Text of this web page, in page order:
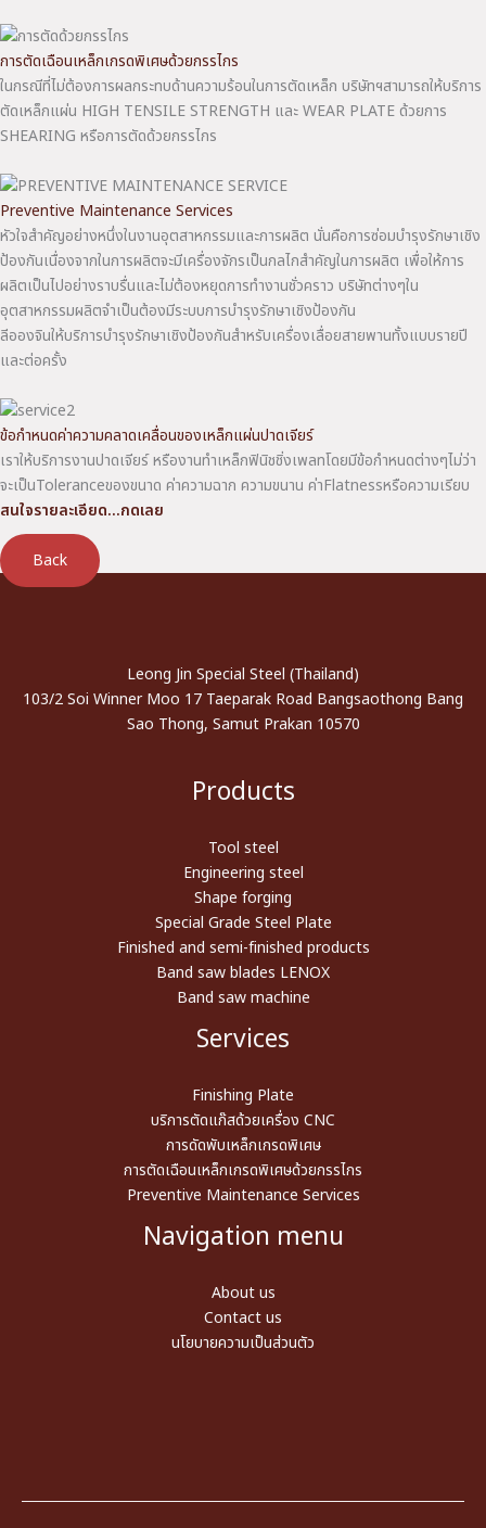
การตัดเฉือนเหล็กเกรดพิเศษด้วยกรรไกร
ในกรณีที่ไม่ต้องการผลกระทบด้านความร้อนในการตัดเหล็ก บริษัทฯสามารถให้บริการ
ตัดเหล็กแผ่น HIGH TENSILE STRENGTH และ WEAR PLATE ด้วยการ
SHEARING หรือการตัดด้วยกรรไกร
Preventive Maintenance Services
หัวใจสำคัญอย่างหนึ่งในงานอุตสาหกรรมและการผลิต นั่นคือการซ่อมบำรุงรักษาเชิง
ป้องกันเนื่องจากในการผลิตจะมีเครื่องจักรเป็นกลไกสำคัญในการผลิต เพื่อให้การ
ผลิตเป็นไปอย่างราบรื่นและไม่ต้องหยุดการทำงานชั่วคราว บริษัทต่างๆใน
อุตสาหกรรมผลิตจำเป็นต้องมีระบบการบำรุงรักษาเชิงป้องกัน
ลีอองจินให้บริการบำรุงรักษาเชิงป้องกันสำหรับเครื่องเลื่อยสายพานทั้งแบบรายปี
และต่อครั้ง
ข้อกำหนดค่าความคลาดเคลื่อนของเหล็กแผ่นปาดเจียร์
เราให้บริการงานปาดเจียร์ หรืองานทำเหล็กฟินิชชิ่งเพลทโดยมีข้อกำหนดต่างๆไม่ว่า
จะเป็นToleranceของขนาด ค่าความฉาก ความขนาน ค่าFlatnessหรือความเรียบ
สนใจรายละเอียด…กดเลย
Back
Leong Jin Special Steel (Thailand)
103/2 Soi Winner Moo 17 Taeparak Road Bangsaothong Bang
Sao Thong, Samut Prakan 10570
Products
Tool steel
Engineering steel
Shape forging
Special Grade Steel Plate
Finished and semi-finished products
Band saw blades LENOX
Band saw machine
Services
Finishing Plate
บริการตัดแก๊สด้วยเครื่อง CNC
การดัดพับเหล็กเกรดพิเศษ
การตัดเฉือนเหล็กเกรดพิเศษด้วยกรรไกร
Preventive Maintenance Services
Navigation menu
About us
Contact us
นโยบายความเป็นส่วนตัว